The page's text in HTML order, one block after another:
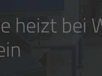
heizt bei